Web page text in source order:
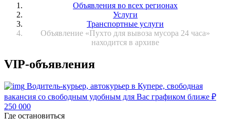
Объявления во всех регионах
Услуги
Транспортные услуги
Объявление «Пухто для вывоза мусора 24 часа»
находится в архиве
VIP-объявления
Водитель-курьер, автокурьер в Купере, свободная
вакансия со свободным удобным для Вас графиком ближе ₽
250 000
Где остановиться